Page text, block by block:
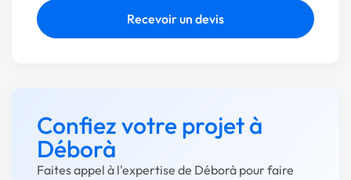
Recevoir un devis
Confiez votre projet à
Déborà
Faites appel à l'expertise de Déborà pour faire